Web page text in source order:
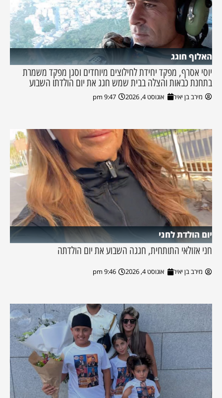
האלוף חוגג
יוסי אסרף, מפקד יחידת לחילוצים מיוחדים וסגן מפקד משמרת
בתחנת כבאות והצלה בבית שמש חגג את יום הולדתו השבוע
מירב בן יאיר אוגוסט 4, 2026 9:47 pm
יום הולדת לחני
חני אזולאי התותחית, חגגה השבוע את יום הולדתה
מירב בן יאיר אוגוסט 4, 2026 9:46 pm